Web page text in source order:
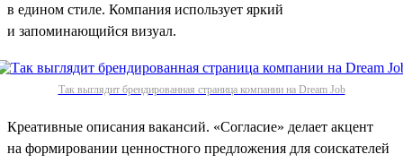
в едином стиле. Компания использует яркий
и запоминающийся визуал.
Так выглядит брендированная страница компании на Dream Job
Креативные описания вакансий. «Согласие» делает акцент
на формировании ценностного предложения для соискателей